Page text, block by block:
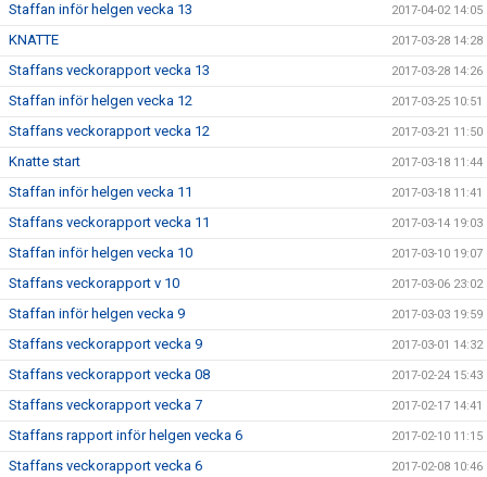
Staffan inför helgen vecka 13 2017-04-02 14:05
KNATTE 2017-03-28 14:28
Staffans veckorapport vecka 13 2017-03-28 14:26
Staffan inför helgen vecka 12 2017-03-25 10:51
Staffans veckorapport vecka 12 2017-03-21 11:50
Knatte start 2017-03-18 11:44
Staffan inför helgen vecka 11 2017-03-18 11:41
Staffans veckorapport vecka 11 2017-03-14 19:03
Staffan inför helgen vecka 10 2017-03-10 19:07
Staffans veckorapport v 10 2017-03-06 23:02
Staffan inför helgen vecka 9 2017-03-03 19:59
Staffans veckorapport vecka 9 2017-03-01 14:32
Staffans veckorapport vecka 08 2017-02-24 15:43
Staffans veckorapport vecka 7 2017-02-17 14:41
Staffans rapport inför helgen vecka 6 2017-02-10 11:15
Staffans veckorapport vecka 6 2017-02-08 10:46